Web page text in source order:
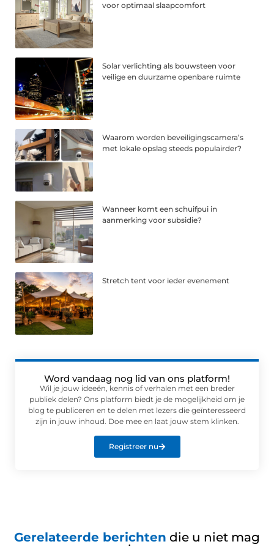
voor optimaal slaapcomfort
Solar verlichting als bouwsteen voor
veilige en duurzame openbare ruimte
Waarom worden beveiligingscamera’s
met lokale opslag steeds populairder?
Wanneer komt een schuifpui in
aanmerking voor subsidie?
Stretch tent voor ieder evenement
Word vandaag nog lid van ons platform!
Wil je jouw ideeën, kennis of verhalen met een breder
publiek delen? Ons platform biedt je de mogelijkheid om je
blog te publiceren en te delen met lezers die geïnteresseerd
zijn in jouw inhoud. Doe mee en laat jouw stem klinken.
Registreer nu
Gerelateerde berichten die u niet mag